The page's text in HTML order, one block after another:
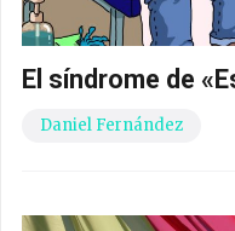
El síndrome de
Daniel Fernández